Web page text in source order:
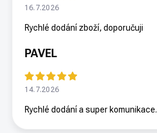
16.7.2026
Rychlé dodání zboží, doporučuji
PAVEL
14.7.2026
Rychlé dodání a super komunikace.